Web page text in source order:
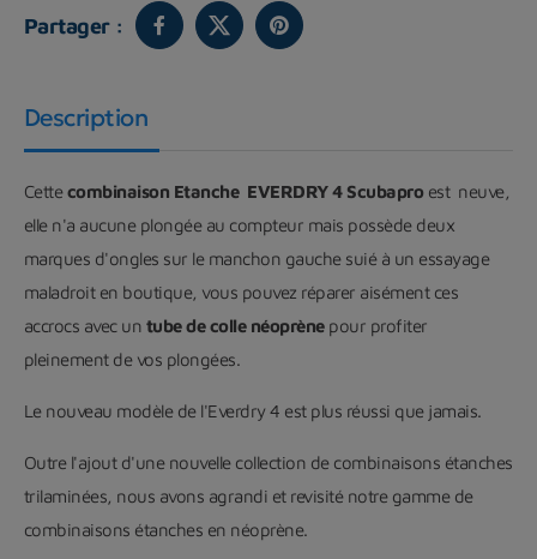
Partager :
Description
Cettecombinaison Etanche EVERDRY 4 Scubapro est neuve,
elle n'a aucune plongée au compteur mais possède deux
marques d'ongles sur le manchon gauche suié à un essayage
maladroit en boutique, vous pouvez réparer aisément ces
accrocs avec un tube de colle néoprènepour profiter
pleinement de vos plongées.
Le nouveau modèle de l'Everdry 4 est plus réussi que jamais.
Outre l'ajout d'une nouvelle collection de combinaisons étanches
trilaminées, nous avons agrandi et revisité notre gamme de
combinaisons étanches en néoprène.